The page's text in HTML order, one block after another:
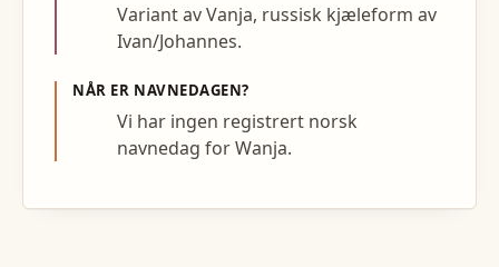
Variant av Vanja, russisk kjæleform av
Ivan/Johannes.
NÅR ER NAVNEDAGEN?
Vi har ingen registrert norsk
navnedag for Wanja.